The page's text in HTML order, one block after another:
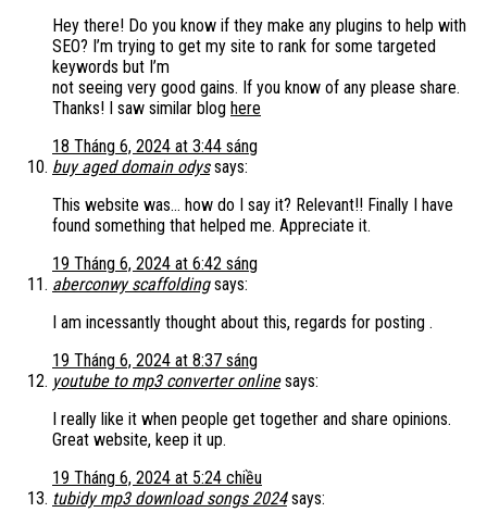
Hey there! Do you know if they make any plugins to help with
SEO? I’m trying to get my site to rank for some targeted
keywords but I’m
not seeing very good gains. If you know of any please share.
Thanks! I saw similar blog here
18 Tháng 6, 2024 at 3:44 sáng
buy aged domain odys says:
This website was… how do I say it? Relevant!! Finally I have
found something that helped me. Appreciate it.
19 Tháng 6, 2024 at 6:42 sáng
aberconwy scaffolding says:
I am incessantly thought about this, regards for posting .
19 Tháng 6, 2024 at 8:37 sáng
youtube to mp3 converter online says:
I really like it when people get together and share opinions.
Great website, keep it up.
19 Tháng 6, 2024 at 5:24 chiều
tubidy mp3 download songs 2024 says: